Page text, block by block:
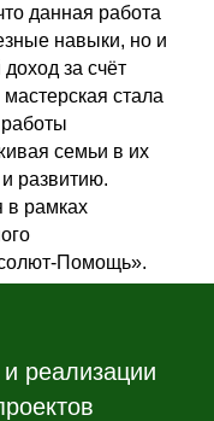
данная работа
навыки, но и
за счёт
стала
семьи в их
развитию.
в рамках
Помощь».
реализации